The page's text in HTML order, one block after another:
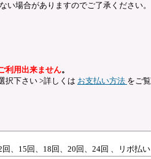
い場合がありますのでご了承ください。
利用出来ません。
択下さい >詳しくは お支払い方法 をご覧
、15回、18回、20回、24回 、リボ払い